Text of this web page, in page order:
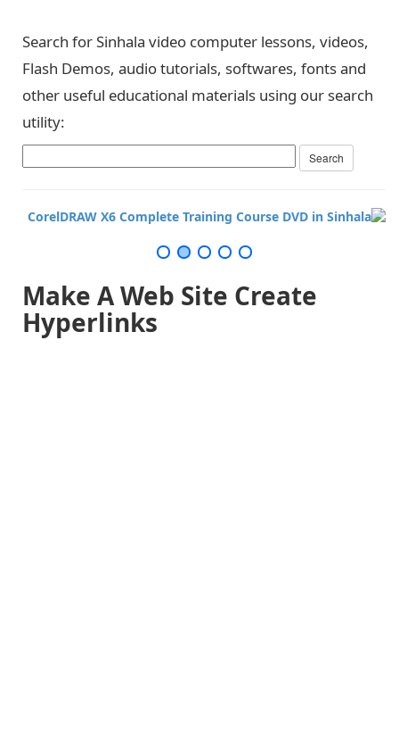
Search for Sinhala video computer lessons, videos,
Flash Demos, audio tutorials, softwares, fonts and
other useful educational materials using our search
utility:
Make A Web Site Create
Hyperlinks